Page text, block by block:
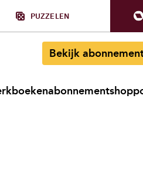
PUZZELEN
Bekijk
abonnementshop